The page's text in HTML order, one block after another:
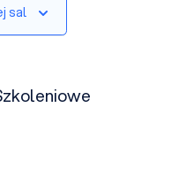
sal